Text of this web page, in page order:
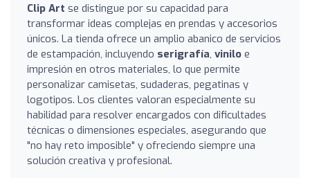
Clip Art se distingue por su capacidad para
transformar ideas complejas en prendas y accesorios
únicos. La tienda ofrece un amplio abanico de servicios
de estampación, incluyendo serigrafía, vinilo e
impresión en otros materiales, lo que permite
personalizar camisetas, sudaderas, pegatinas y
logotipos. Los clientes valoran especialmente su
habilidad para resolver encargados con dificultades
técnicas o dimensiones especiales, asegurando que
"no hay reto imposible" y ofreciendo siempre una
solución creativa y profesional.